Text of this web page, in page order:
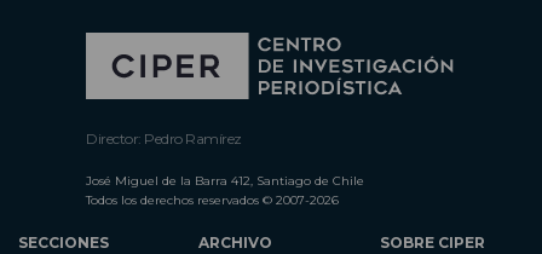
Director: Pedro Ramírez
José Miguel de la Barra 412, Santiago de Chile
Todos los derechos reservados © 2007-2026
SECCIONES
ARCHIVO
SOBRE CIPER